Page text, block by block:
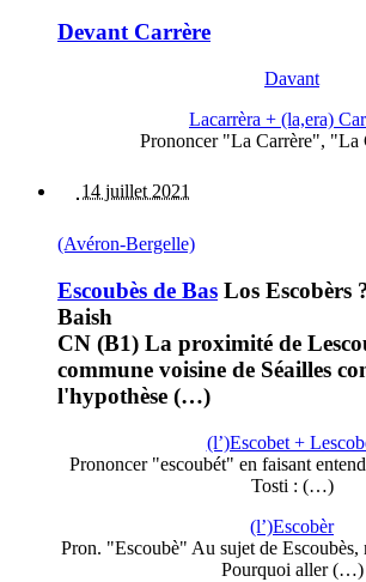
Devant Carrère
Davant
Lacarrèra + (la,era)
Prononcer "La Carrère", "La
14 juillet 2021
(Avéron-Bergelle)
Escoubès de Bas Los Escobèrs
Baish
CN (B1) La proximité de
commune voisine de Séailles
l'hypothèse (…)
(l’)Escobet +
Prononcer "escoubét" en faisant
Tosti : (…)
(l’)Escobèr
Pron. "Escoubè" Au sujet de Escoubès,
Pourquoi aller (…)